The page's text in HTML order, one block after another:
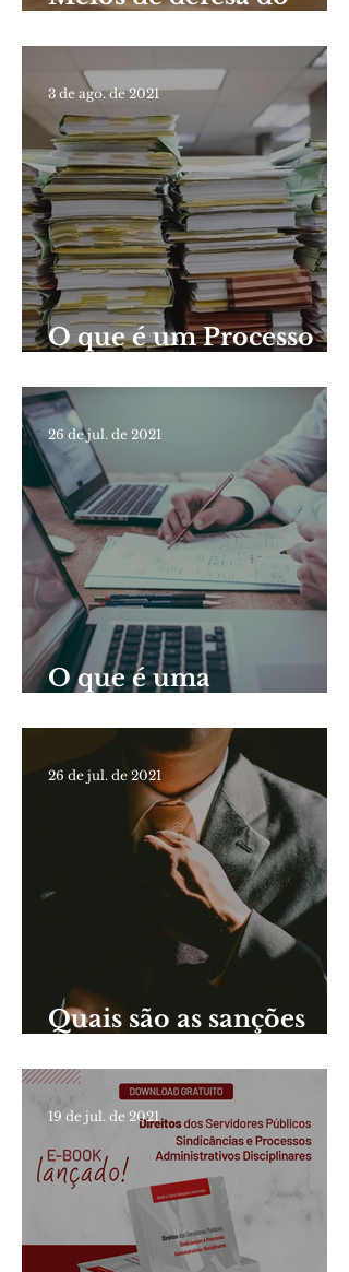
sindicâncias e PADs
O que é um Processo
Disciplinar (PAD)?
3 de ago. de 2021
O que é uma
26 de jul. de 2021
Quais são as sanções
servidores públicos?
26 de jul. de 2021
19 de jul. de 2021